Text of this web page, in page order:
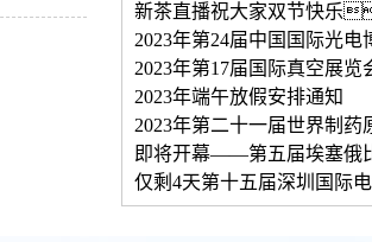
新茶直播祝大家双节快乐
2023年第24届中国国际光电
2023年第17届国际真空展览
2023年端午放假安排通知
2023年第二十一届世界制药
即将开幕——第五届埃塞俄
仅剩4天第十五届深圳国际